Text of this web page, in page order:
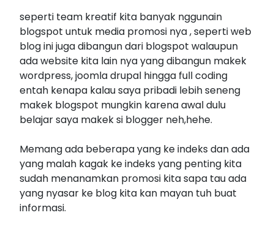
seperti team kreatif kita banyak nggunain
blogspot untuk media promosi nya , seperti web
blog ini juga dibangun dari blogspot walaupun
ada website kita lain nya yang dibangun makek
wordpress, joomla drupal hingga full coding
entah kenapa kalau saya pribadi lebih seneng
makek blogspot mungkin karena awal dulu
belajar saya makek si blogger neh,hehe.
Memang ada beberapa yang ke indeks dan ada
yang malah kagak ke indeks yang penting kita
sudah menanamkan promosi kita sapa tau ada
yang nyasar ke blog kita kan mayan tuh buat
informasi.